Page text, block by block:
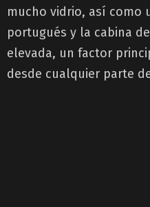
mucho vidrio, así como
portugués y la cabina
elevada, un factor
desde cualquier parte